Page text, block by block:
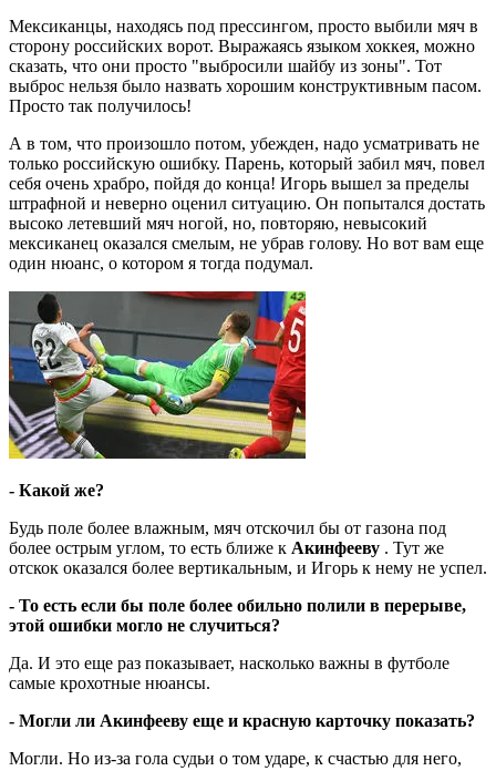
Мексиканцы, находясь под прессингом, просто выбили мяч в
сторону российских ворот. Выражаясь языком хоккея, можно
сказать, что они просто "выбросили шайбу из зоны". Тот
выброс нельзя было назвать хорошим конструктивным пасом.
Просто так получилось!
А в том, что произошло потом, убежден, надо усматривать не
только российскую ошибку. Парень, который забил мяч, повел
себя очень храбро, пойдя до конца! Игорь вышел за пределы
штрафной и неверно оценил ситуацию. Он попытался достать
высоко летевший мяч ногой, но, повторяю, невысокий
мексиканец оказался смелым, не убрав голову. Но вот вам еще
один нюанс, о котором я тогда подумал.
- Какой же?
Будь поле более влажным, мяч отскочил бы от газона под
более острым углом, то есть ближе к Акинфееву . Тут же
отскок оказался более вертикальным, и Игорь к нему не успел.
- То есть если бы поле более обильно полили в перерыве,
этой ошибки могло не случиться?
Да. И это еще раз показывает, насколько важны в футболе
самые крохотные нюансы.
- Могли ли Акинфееву еще и красную карточку показать?
Могли. Но из-за гола судьи о том ударе, к счастью для него,